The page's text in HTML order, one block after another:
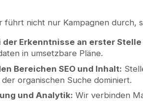
führt nicht nur Kampagnen durch,
der Erkenntnisse an erster
in umsetzbare Pläne.
Bereichen SEO und Inhalt:
organischen Suche dominiert.
und Analytik: Wir verbinden